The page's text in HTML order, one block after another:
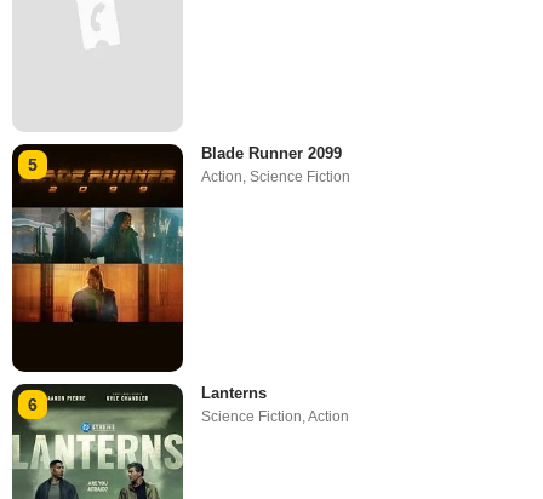
5
Blade Runner 2099
Action ,Science Fiction
6
Lanterns
Science Fiction,Action